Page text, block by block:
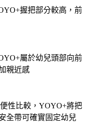
握把部分較高，前
屬於幼兒頭部向前
親近感
性比較， YOYO+將把
全帶可確實固定幼兒